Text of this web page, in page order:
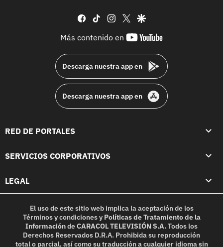
facebook
tiktok instagram
twittergoogle
Más contenido en
youtube-
Descarga nuestra app en
Descarga nuestra app en
RED DE PORTALES
SERVICIOS CORPORATIVOS
LEGAL
El uso de este sitio web implica la aceptación de los
Términos y condicionesy Políticas de Tratamiento de la
InformacióndeCARACOL TELEVISIÓN S.A.Todos los
Derechos Reservados D.R.A. Prohibida su reproducción
total o parcial, así como su traducción a cualquier idioma sin